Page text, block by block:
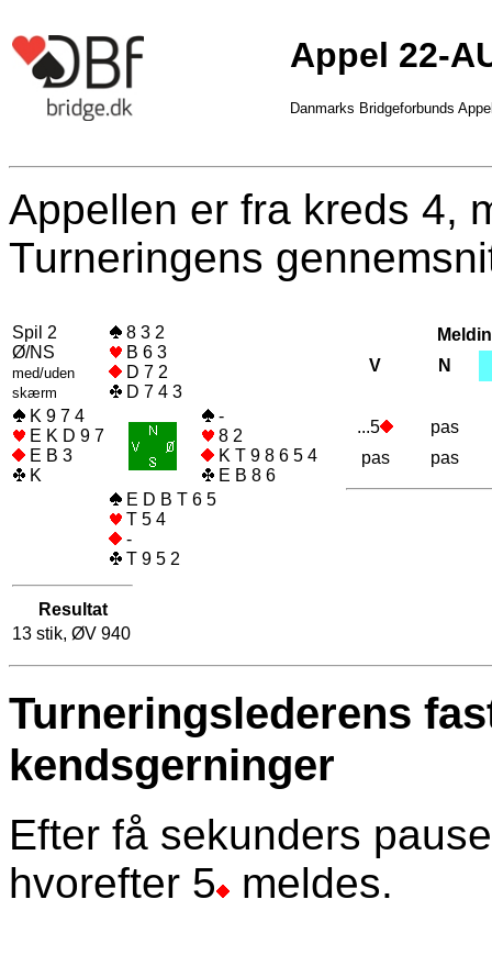
Appel 22-
Danmarks Bridgeforbunds
Appellen er fra kreds 4,
Turneringens
Spil 2
Ø/NS
med/uden
skærm
8 3 2
B 6 3
D 7 2
D 7 4 3
K 9 7 4
E K D 9 7
E B 3
K
-
8 2
K T 9 8 6 5 4
E B 8 6
E D B T 6 5
T 5 4
-
T 9 5 2
V
N
...5
pas
pas
pas
Resultat
13 stik, ØV 940
Turneringslederens
kendsgerninger
Efter få sekunders
hvorefter 5
meldes.